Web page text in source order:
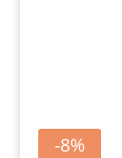
-8%